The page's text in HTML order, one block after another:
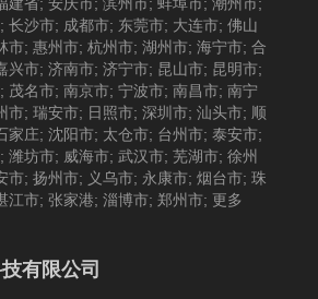
建省; 安庆市; 滨州市; 蚌埠市; 潮州市;
; 长沙市; 成都市; 东莞市; 大连市; 佛山
市; 惠州市; 杭州市; 湖州市; 海宁市; 合
兴市; 济南市; 济宁市; 昆山市; 昆明市;
; 茂名市; 南京市; 宁波市; 南昌市; 南宁
市; 瑞安市; 日照市; 深圳市; 汕头市; 顺
家庄; 沈阳市; 太仓市; 台州市; 泰安市;
; 潍坊市; 威海市; 武汉市; 芜湖市; 徐州
市; 扬州市; 义乌市; 永康市; 烟台市; 珠
江市; 张家港; 淄博市; 郑州市; 更多
有限公司